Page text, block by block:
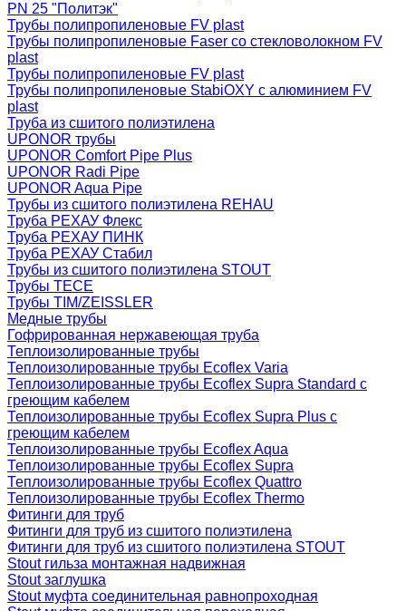
PN 25 "Политэк"
Трубы полипропиленовые FV plast
Трубы полипропиленовые Faser со стекловолокном FV
plast
Трубы полипропиленовые FV plast
Трубы полипропиленовые StabiOXY с алюминием FV
plast
Труба из сшитого полиэтилена
UPONOR трубы
UPONOR Comfort Pipe Plus
UPONOR Radi Pipe
UPONOR Aqua Pipe
Трубы из сшитого полиэтилена REHAU
Труба РЕХАУ Флекс
Труба РЕХАУ ПИНК
Труба РЕХАУ Стабил
Трубы из сшитого полиэтилена STOUT
Трубы TECE
Трубы TIM/ZEISSLER
Медные трубы
Гофрированная нержавеющая труба
Теплоизолированные трубы
Теплоизолированные трубы Ecoflex Varia
Теплоизолированные трубы Ecoflex Supra Standard с
греющим кабелем
Теплоизолированные трубы Ecoflex Supra Plus с
греющим кабелем
Теплоизолированные трубы Ecoflex Aqua
Теплоизолированные трубы Ecoflex Supra
Теплоизолированные трубы Ecoflex Quattro
Теплоизолированные трубы Ecoflex Thermo
Фитинги для труб
Фитинги для труб из сшитого полиэтилена
Фитинги для труб из сшитого полиэтилена STOUT
Stout гильза монтажная надвижная
Stout заглушка
Stout муфта соединительная равнопроходная